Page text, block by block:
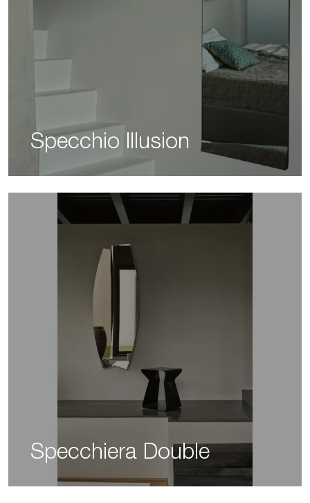
Specchio Illusion
Specchiera Double